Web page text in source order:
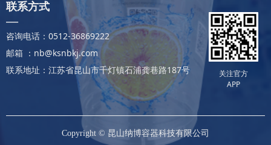
Copyright © 昆山纳博容器科技有限公司
联系方式
—
咨询电话：0512-36869222
邮箱 ：nb@ksnbkj.com
联系地址：江苏省昆山市千灯镇石浦龚巷路187号
关注官方
APP